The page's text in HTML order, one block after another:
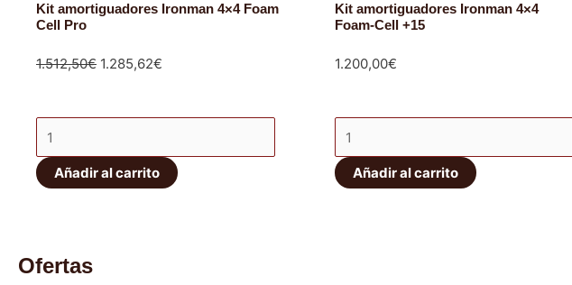
Kit amortiguadores Ironman 4×4 Foam
Cell Pro
1.512,50€ El
1.512,50€.
1.285,62€
1.285,62€.
Kit
amortiguadores
Ironman
Pro
Añadir al carrito
Kit amortiguadores Ironman 4×4
Foam-Cell +15
1.200,00€
Kit
amortiguadores
Ironman
Añadir al carrito
Ofertas